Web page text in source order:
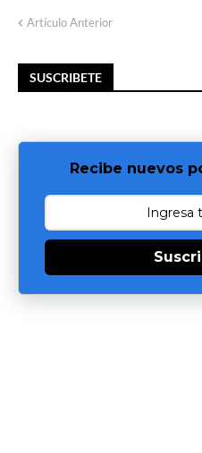
Artículo Anterior
SUSCRIBETE
Recibe nuevos